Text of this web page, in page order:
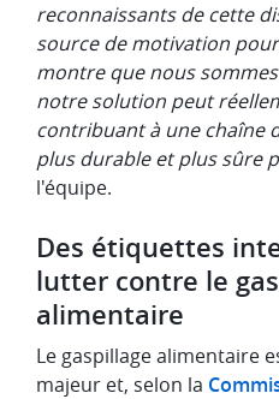
reconnaissants de cette
source de motivation
montre que nous
notre solution peut
contribuant à une chaîne
plus durable et plus sûre
l'équipe.
Des étiquettes
lutter contre le
alimentaire
Le gaspillage alimentaire
majeur et, selon la